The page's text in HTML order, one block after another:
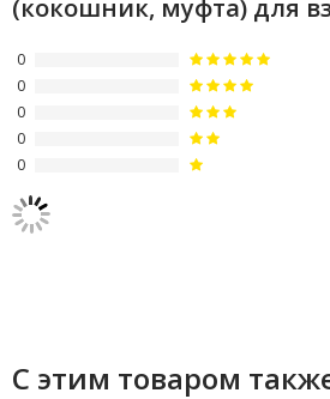
(кокошник, муфта) для
0
0
0
0
0
С этим товаром